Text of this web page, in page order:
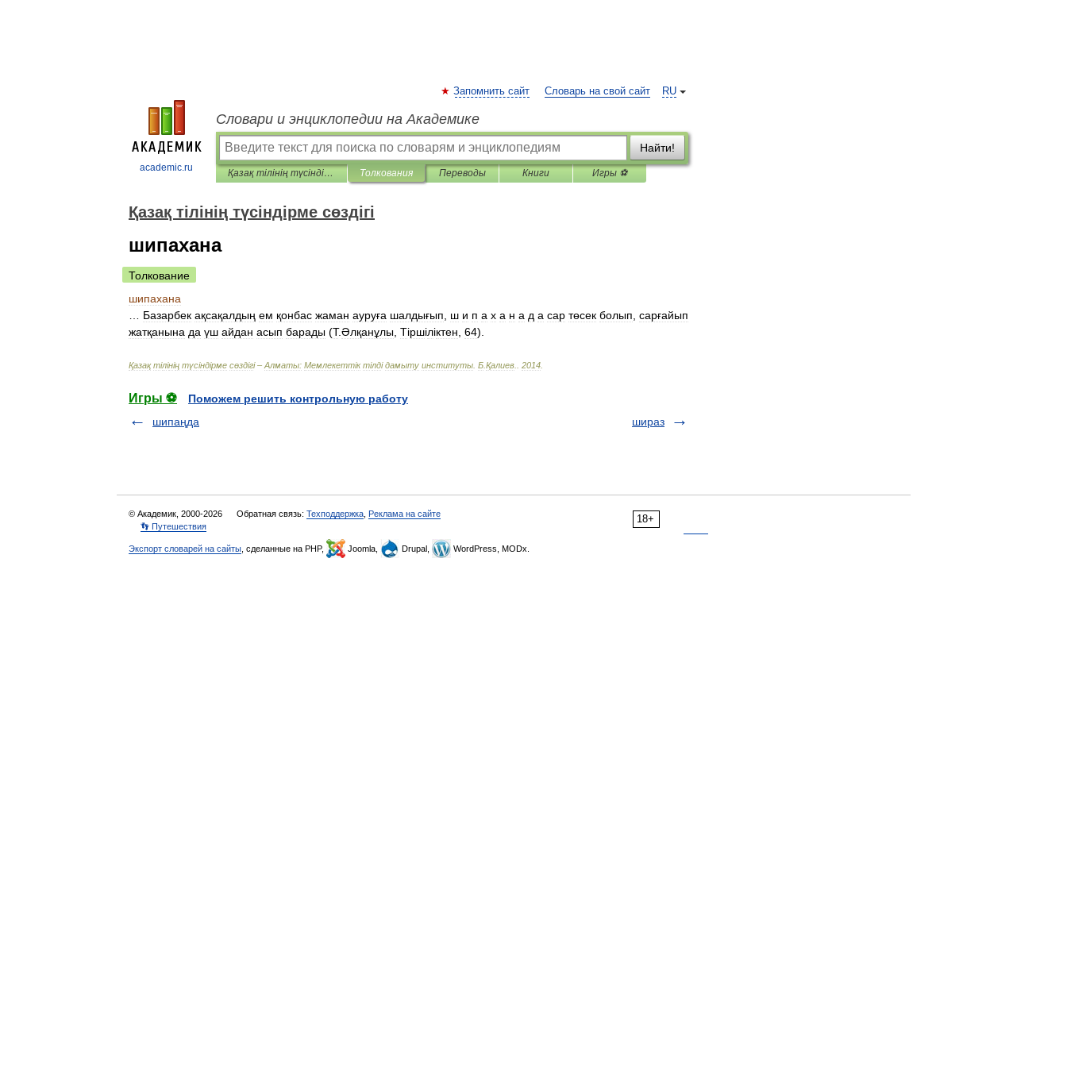
academic.ru
RU
Запомнить сайт Словарь на свой сайт
Словари и энциклопедии на Академике
Найти!
Қазақ тілінің түсіндірме сөздігі Толкования Переводы Книги Игры ⚽
Қазақ тілінің түсіндірме сөздігі
шипахана
Толкование
шипахана
Базарбек ақсақалдың ем қонбас жаман ауруға шалдығып ш и п а х а н а д а сар төсек болып сарғайып
жатқанына да үш айдан асып барады (Т.Әлқанұлы Тіршіліктен 64).
Қазақ тілінің түсіндірме сөздігі – Алматы: Мемлекеттік тілдідамыту институты Б Қалиев 2014
Игры ⚽
Поможем решить контрольную работу
шипаңда
шираз
18+
© Академик, 2000-2026 Обратная связь: Техподдержка Реклама на сайте
👣 Путешествия
Экспорт словарей на сайты , сделанные на PHP, Joomla, Drupal, WordPress, MODx.